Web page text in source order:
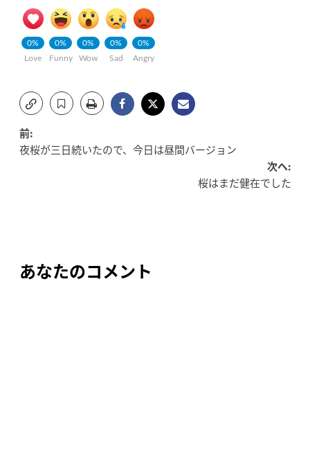
0%
Love
0%
Funny
0%
Wow
0%
Sad
0%
Angry
投
稿
ー
前:
夜桜が三日続いたので、今日は昼間バージョン
次へ:
桜はまだ健在でした
あなたのコメント